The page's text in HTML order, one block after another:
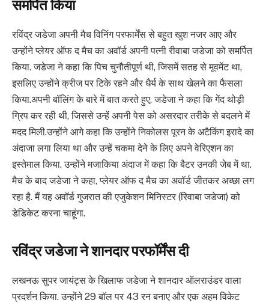
समर्पित किया
रविंद्र जडेजा अपनी मैच विनिंग परफार्मेंस से बहुत खुश नजर आए और
उन्होंने प्लेयर ऑफ द मैच का अवॉर्ड अपनी पत्नी रीवाबा जडेजा को समर्पित
किया. जडेजा ने कहा कि पिच चुनौतीपूर्ण थी, जिसमें सतह से मूवमेंट था,
इसलिए उन्होंने क्रीज पर टिके रहने और धैर्य के साथ खेलने का फैसला
किया.अपनी बॉलिंग के बारे में बात करते हुए, जडेजा ने कहा कि गेंद थोड़ी
ग्रिप कर रही थी, जिससे उन्हें अपनी पेस को असरदार तरीके से बदलने में
मदद मिली.उन्होंने आगे कहा कि उन्होंने निकोलस पूरन के अटैकिंग इरादे का
अंदाजा लगा लिया था और उन्हें चकमा देने के लिए अपने वेरिएशन का
इस्तेमाल किया. उन्होंने मजाकिया अंदाज में कहा कि बैटर उनकी जेब में था.
मैच के बाद जडेजा ने कहा, प्लेयर ऑफ द मैच का अवॉर्ड जीतकर अच्छा लग
रहा है. मैं यह अवॉर्ड गुजरात की एजुकेशन मिनिस्टर (रिवाबा जडेजा) को
डेडिकेट करना चाहूंगा.
रविंद्र जडेजा ने शानदार परफॉर्मेंस दी
लखनऊ सुपर जायंट्स के खिलाफ जडेजा ने शानदार ऑलराउंडर वाला
प्रदर्शन किया. उन्होंने 29 बॉल पर 43 रन बनाए और एक अहम विकेट